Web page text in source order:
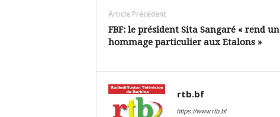
Article Précédent
FBF: le président Sita Sangaré « rend un
hommage particulier aux Etalons »
rtb.bf
https://www.rtb.bf